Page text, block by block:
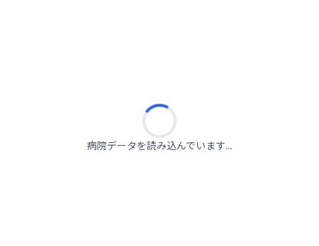
病院データを読み込んでいます...